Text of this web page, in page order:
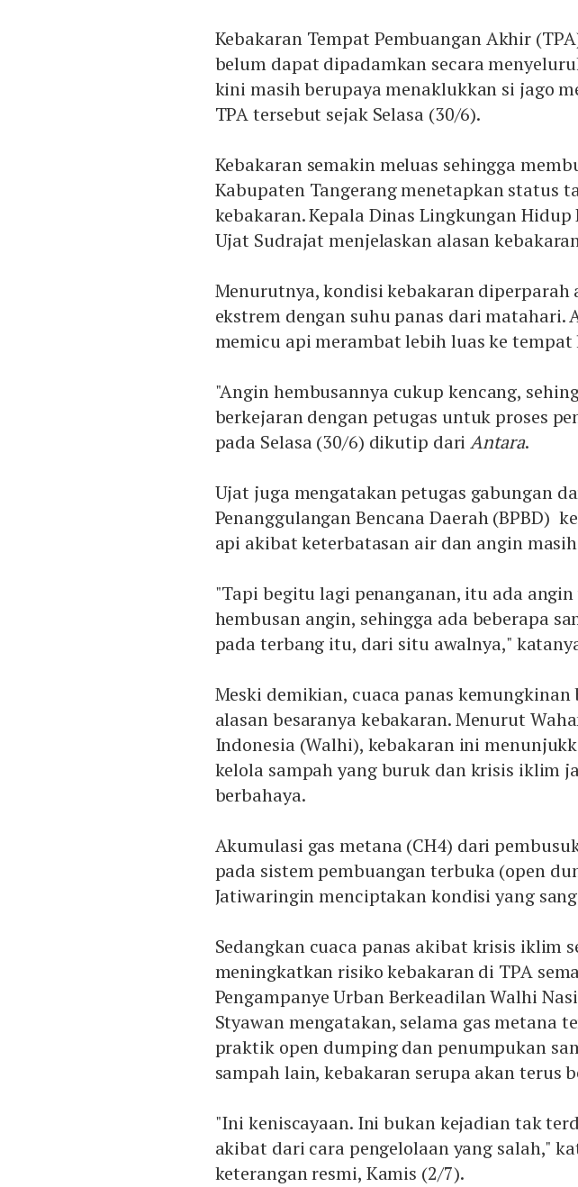
Kebakaran Tempat Pembuangan Akhir
belum dapat dipadamkan secara
kini masih berupaya menaklukkan si jago
TPA tersebut sejak Selasa (30/6).
Kebakaran semakin meluas sehingga
Kabupaten Tangerang menetapkan status
kebakaran. Kepala Dinas Lingkungan
Ujat Sudrajat menjelaskan alasan
Menurutnya, kondisi kebakaran diperparah
ekstrem dengan suhu panas dari matahari.
memicu api merambat lebih luas ke tempat
"Angin hembusannya cukup kencang,
berkejaran dengan petugas untuk proses
pada Selasa (30/6) dikutip dariAntara.
Ujat juga mengatakan petugas gabungan
Penanggulangan Bencana Daerah (BPBD)
api akibat keterbatasan air dan angin
"Tapi begitu lagi penanganan, itu ada angin
hembusan angin, sehingga ada beberapa
pada terbang itu, dari situ awalnya,"
Meski demikian, cuaca panas
alasan besaranya kebakaran. Menurut
Indonesia (Walhi), kebakaran ini
kelola sampah yang buruk dan krisis iklim
berbahaya.
Akumulasi gas metana (CH4) dari
pada sistem pembuangan terbuka (open
Jatiwaringin menciptakan kondisi yang
Sedangkan cuaca panas akibat krisis iklim
meningkatkan risiko kebakaran di TPA
Pengampanye Urban Berkeadilan Walhi
Styawan mengatakan, selama gas metana
praktik open dumping dan penumpukan
sampah lain, kebakaran serupa akan terus
"Ini keniscayaan. Ini bukan kejadian tak
akibat dari cara pengelolaan yang salah,"
keterangan resmi, Kamis (2/7).